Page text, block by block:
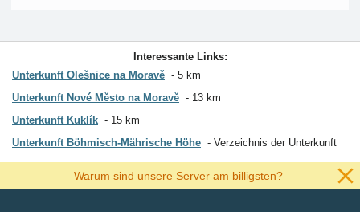
Interessante Links:
Unterkunft Olešnice na Moravě
5 km
Unterkunft Nové Město na Moravě
13 km
Unterkunft Kuklík
15 km
Unterkunft Böhmisch-Mährische Höhe
Verzeichnis der Unterkunft
Warum sind unsere Server am billigsten?